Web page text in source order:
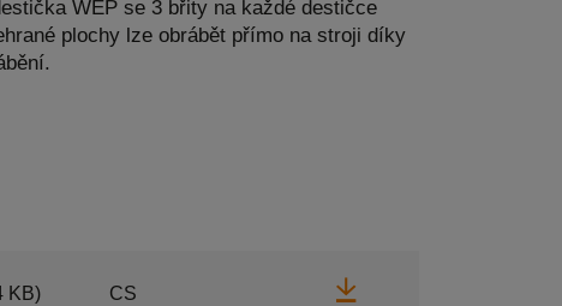
WEP se 3 břity na každé destičce
plochy lze obrábět přímo na stroji díky
KB) CS